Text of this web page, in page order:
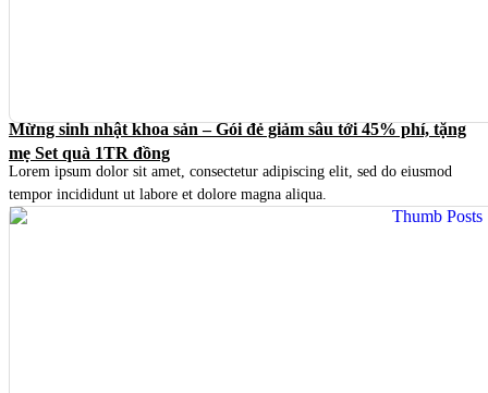
Mừng sinh nhật khoa sản – Gói đẻ giảm sâu tới 45% phí, tặng
mẹ Set quà 1TR đồng
Lorem ipsum dolor sit amet, consectetur adipiscing elit, sed do eiusmod
tempor incididunt ut labore et dolore magna aliqua.